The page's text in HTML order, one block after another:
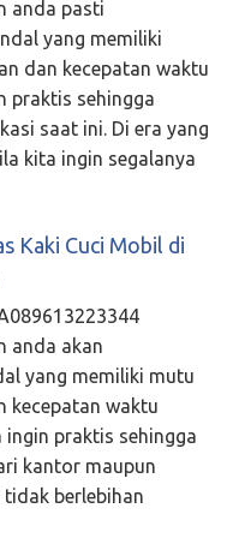
anda pasti
yang memiliki
dan kecepatan waktu
praktis sehingga
saat ini. Di era yang
kita ingin segalanya
Kaki Cuci Mobil di
anda akan
yang memiliki mutu
kecepatan waktu
praktis sehingga
kantor maupun
tidak berlebihan